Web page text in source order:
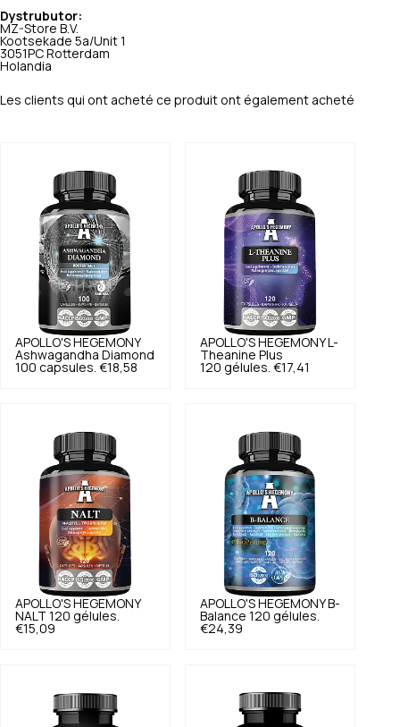
Dystrubutor:
MZ-Store B.V.
Kootsekade 5a/Unit 1
3051PC Rotterdam
Holandia
Les clients qui ont acheté ce produit ont également acheté
APOLLO'S HEGEMONY
Ashwagandha Diamond
100 capsules. €18,58
APOLLO'S HEGEMONY
L-
Theanine Plus
120 gélules. €17,41
APOLLO'S HEGEMONY
NALT 120 gélules.
€15,09
APOLLO'S HEGEMONY B-
Balance 120 gélules.
€24,39